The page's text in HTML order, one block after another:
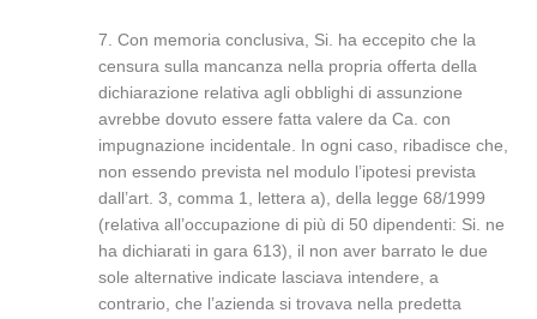
7. Con memoria conclusiva, Si. ha eccepito che la
censura sulla mancanza nella propria offerta della
dichiarazione relativa agli obblighi di assunzione
avrebbe dovuto essere fatta valere da Ca. con
impugnazione incidentale. In ogni caso, ribadisce che,
non essendo prevista nel modulo l’ipotesi prevista
dall’art. 3, comma 1, lettera a), della legge 68/1999
(relativa all’occupazione di più di 50 dipendenti: Si. ne
ha dichiarati in gara 613), il non aver barrato le due
sole alternative indicate lasciava intendere, a
contrario, che l’azienda si trovava nella predetta